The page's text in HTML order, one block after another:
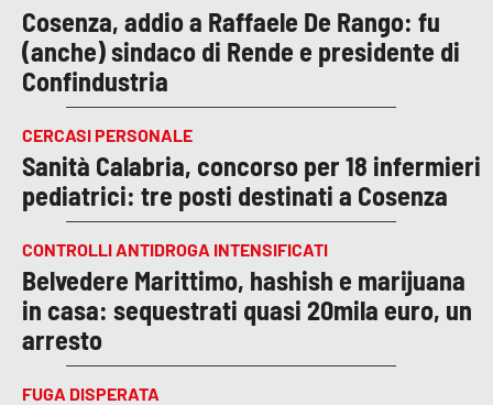
Cosenza, addio a Raffaele De Rango: fu
(anche) sindaco di Rende e presidente di
Confindustria
CERCASI PERSONALE
Sanità Calabria, concorso per 18 infermieri
pediatrici: tre posti destinati a Cosenza
CONTROLLI ANTIDROGA INTENSIFICATI
Belvedere Marittimo, hashish e marijuana
in casa: sequestrati quasi 20mila euro, un
arresto
FUGA DISPERATA